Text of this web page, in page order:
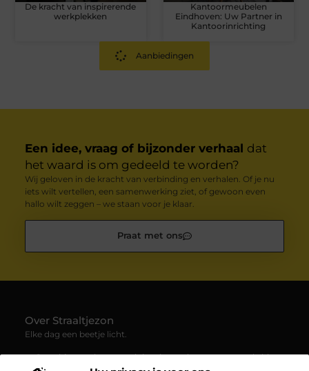
De kracht van inspirerende
werkplekken
Kantoormeubelen
Eindhoven: Uw Partner in
Kantoorinrichting
Aanbiedingen
Een idee, vraag of bijzonder verhaal dat
het waard is om gedeeld te worden?
Wij geloven in de kracht van verbinding en verhalen. Of je nu
iets wilt vertellen, een samenwerking ziet, of gewoon even
hallo wilt zeggen – we staan voor je klaar.
Praat met ons
Over Straaltjezon
Elke dag een beetje licht.
— Straaltjezon.nl verzamelt inspirerende en verrassende blogs